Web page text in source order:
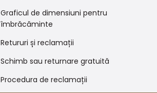
Graficul de dimensiuni pentru
îmbrăcăminte
Retururi și reclamații
Schimb sau returnare gratuită
Procedura de reclamații